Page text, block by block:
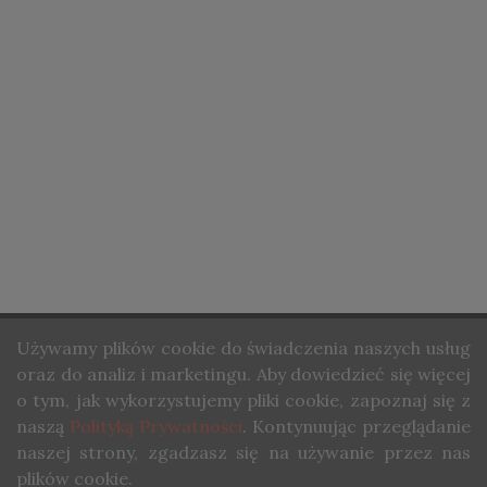
STRONA GŁÓWNA
O NAS
KONTAKT
COPYRIGHT ©STUDIO WINA. ALL RIGHTS RESERVED.
Używamy plików cookie do świadczenia naszych usług
oraz do analiz i marketingu. Aby dowiedzieć się więcej
o tym, jak wykorzystujemy pliki cookie, zapoznaj się z
naszą Polityką Prywatności. Kontynuując przeglądanie
naszej strony, zgadzasz się na używanie przez nas
plików cookie.